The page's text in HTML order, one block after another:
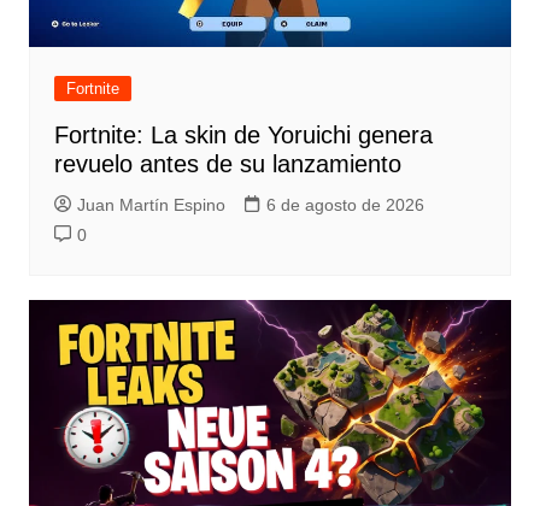
Fortnite
Fortnite: La skin de Yoruichi genera
revuelo antes de su lanzamiento
Juan Martín Espino
6 de agosto de 2026
0